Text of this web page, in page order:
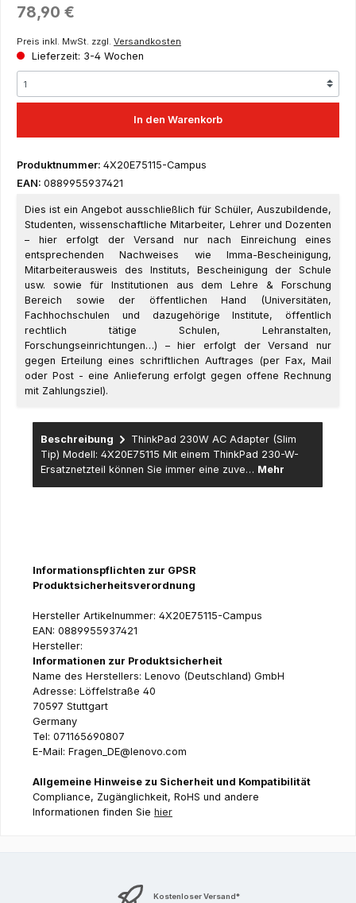
Regulärer Preis:
78,90 €
Preis inkl. MwSt. zzgl. Versandkosten
Lieferzeit: 3-4 Wochen
In den Warenkorb
Produktnummer: 4X20E75115-Campus
EAN: 0889955937421
Dies ist ein Angebot ausschließlich für Schüler, Auszubildende,
Studenten, wissenschaftliche Mitarbeiter, Lehrer und Dozenten
– hier erfolgt der Versand nur nach Einreichung eines
entsprechenden Nachweises wie Imma-Bescheinigung,
Mitarbeiterausweis des Instituts, Bescheinigung der Schule
usw. sowie für Institutionen aus dem Lehre & Forschung
Bereich sowie der öffentlichen Hand (Universitäten,
Fachhochschulen und dazugehörige Institute, öffentlich
rechtlich tätige Schulen, Lehranstalten,
Forschungseinrichtungen…) – hier erfolgt der Versand nur
gegen Erteilung eines schriftlichen Auftrages (per Fax, Mail
oder Post - eine Anlieferung erfolgt gegen offene Rechnung
mit Zahlungsziel).
Beschreibung
ThinkPad 230W AC Adapter (Slim
Tip) Modell: 4X20E75115 Mit einem ThinkPad 230-W-
Ersatznetzteil können Sie immer eine zuve… Mehr
Informationspflichten zur GPSR
Produktsicherheitsverordnung
Hersteller Artikelnummer: 4X20E75115-Campus
EAN: 0889955937421
Hersteller:
Informationen zur Produktsicherheit
Name des Herstellers: Lenovo (Deutschland) GmbH
Adresse: Löffelstraße 40
70597 Stuttgart
Germany
Tel: 071165690807
E-Mail: Fragen_DE@lenovo.com
Allgemeine Hinweise zu Sicherheit und Kompatibilität
Compliance, Zugänglichkeit, RoHS und andere
Informationen finden Sie hier
Kostenloser Versand*